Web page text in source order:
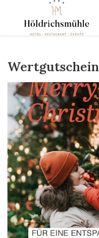
Wertgutschein